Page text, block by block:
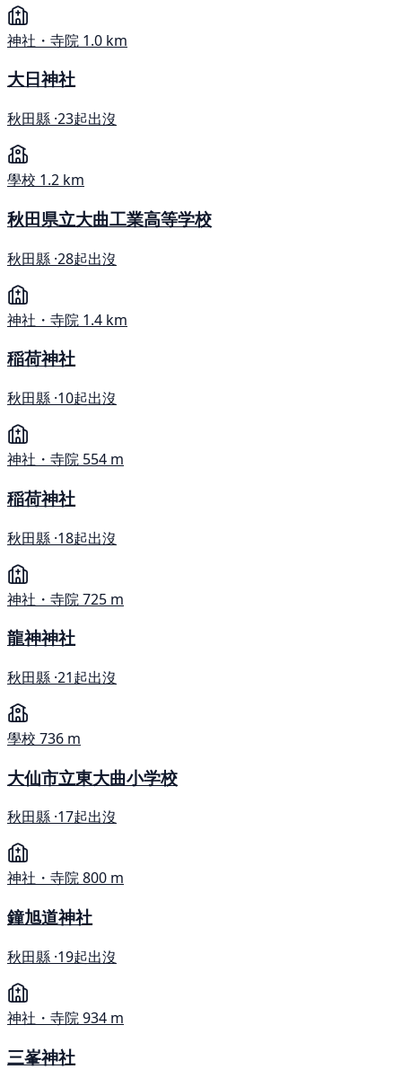
神社・寺院 1.0 km
大日神社
秋田縣 ·23起出沒
學校 1.2 km
秋田県立大曲工業高等学校
秋田縣 ·28起出沒
神社・寺院 1.4 km
稲荷神社
秋田縣 ·10起出沒
神社・寺院 554 m
稲荷神社
秋田縣 ·18起出沒
神社・寺院725 m
龍神神社
秋田縣 ·21起出沒
學校 736 m
大仙市立東大曲小学校
秋田縣 ·17起出沒
神社・寺院800 m
鐘旭道神社
秋田縣 ·19起出沒
神社・寺院934 m
三峯神社